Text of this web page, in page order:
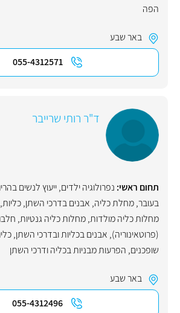
הפה
באר שבע
055-4312571
ד"ר רותי שרייבר
תחום ראשי: נפרולוגיה ילדים,ייעוץ לנשים
בעובר,מחלת כליה, אבנים בדרכי השתן,
מחלות כליה מולדות,מחלות כליה גנטיות,
(פרוטאינוריה), אבנים בכליות ובדרכי השתן,
שופכנים, הפרעות מבניות בכליה ודרכי השתן
באר שבע
055-4312496